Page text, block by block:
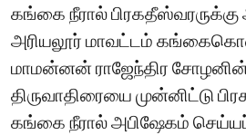
கங்கை நீரால்
அரியலூர் மாவட்டம்
மாமன்னன் ராஜேந்திர சோழனின்
திருவாதிரையை முன்னிட்டு
கங்கை நீரால் அபிஷேகம்